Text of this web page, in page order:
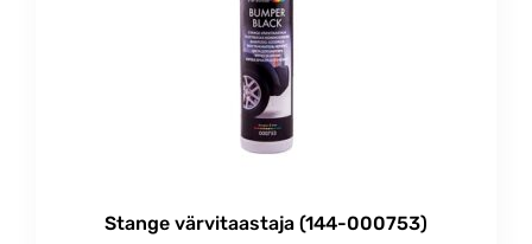
Stange värvitaastaja (144-000753)